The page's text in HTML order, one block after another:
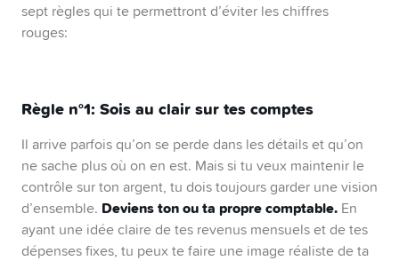
sept règles qui te permettront d’éviter les chiffres
rouges:
Règle n°1: Sois au clair sur tes comptes
Il arrive parfois qu’on se perde dans les détails et qu’on
ne sache plus où on en est. Mais si tu veux maintenir le
contrôle sur ton argent, tu dois toujours garder une vision
d’ensemble. Deviens ton ou ta propre comptable. En
ayant une idée claire de tes revenus mensuels et de tes
dépenses fixes, tu peux te faire une image réaliste de ta